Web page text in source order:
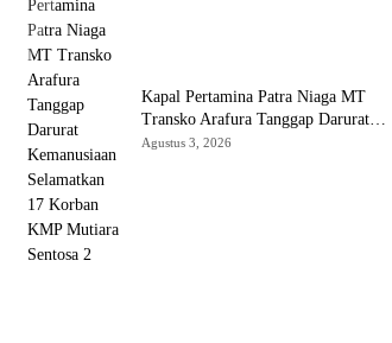
Kapal Pertamina Patra Niaga MT
Transko Arafura Tanggap Darurat
Kemanusiaan Selamatkan 17 Korban
Agustus 3, 2026